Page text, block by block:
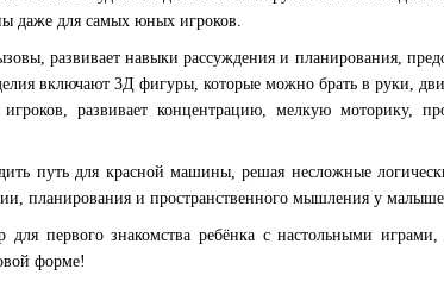
даже для самых юных игроков.
развивает навыки рассуждения и планирования,
включают 3Д фигуры, которые можно брать в руки,
развивает концентрацию, мелкую моторику,
путь для красной машины, решая несложные
планирования и пространственного мышления у
первого знакомства ребёнка с настольными играми,
форме!